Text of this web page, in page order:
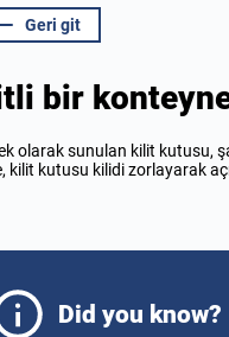
Geri git
bir
olarak sunulan kilit kutusu,
kilit kutusu kilidi zorlayarak
Did you know?